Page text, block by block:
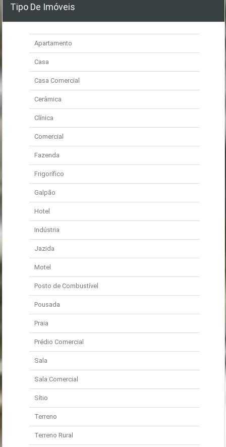
Tipo De Imóveis
Apartamento
Casa
Casa Comercial
Cerâmica
Clínica
Comercial
Fazenda
Frigorífico
Galpão
Hotel
Indústria
Jazida
Motel
Posto de Combustível
Pousada
Praia
Prédio Comercial
Sala
Sala Comercial
Sítio
Terreno
Terreno Rural